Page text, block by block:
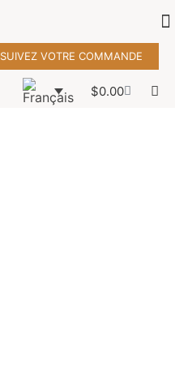
SUIVEZ VOTRE COMMANDE
$0.00